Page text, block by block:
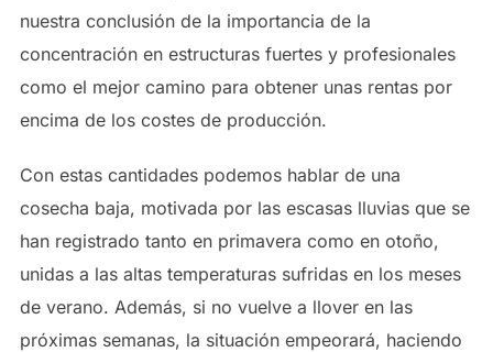
nuestra conclusión de la importancia de la
concentración en estructuras fuertes y profesionales
como el mejor camino para obtener unas rentas por
encima de los costes de producción.
Con estas cantidades podemos hablar de una
cosecha baja, motivada por las escasas lluvias que se
han registrado tanto en primavera como en otoño,
unidas a las altas temperaturas sufridas en los meses
de verano. Además, si no vuelve a llover en las
próximas semanas, la situación empeorará, haciendo